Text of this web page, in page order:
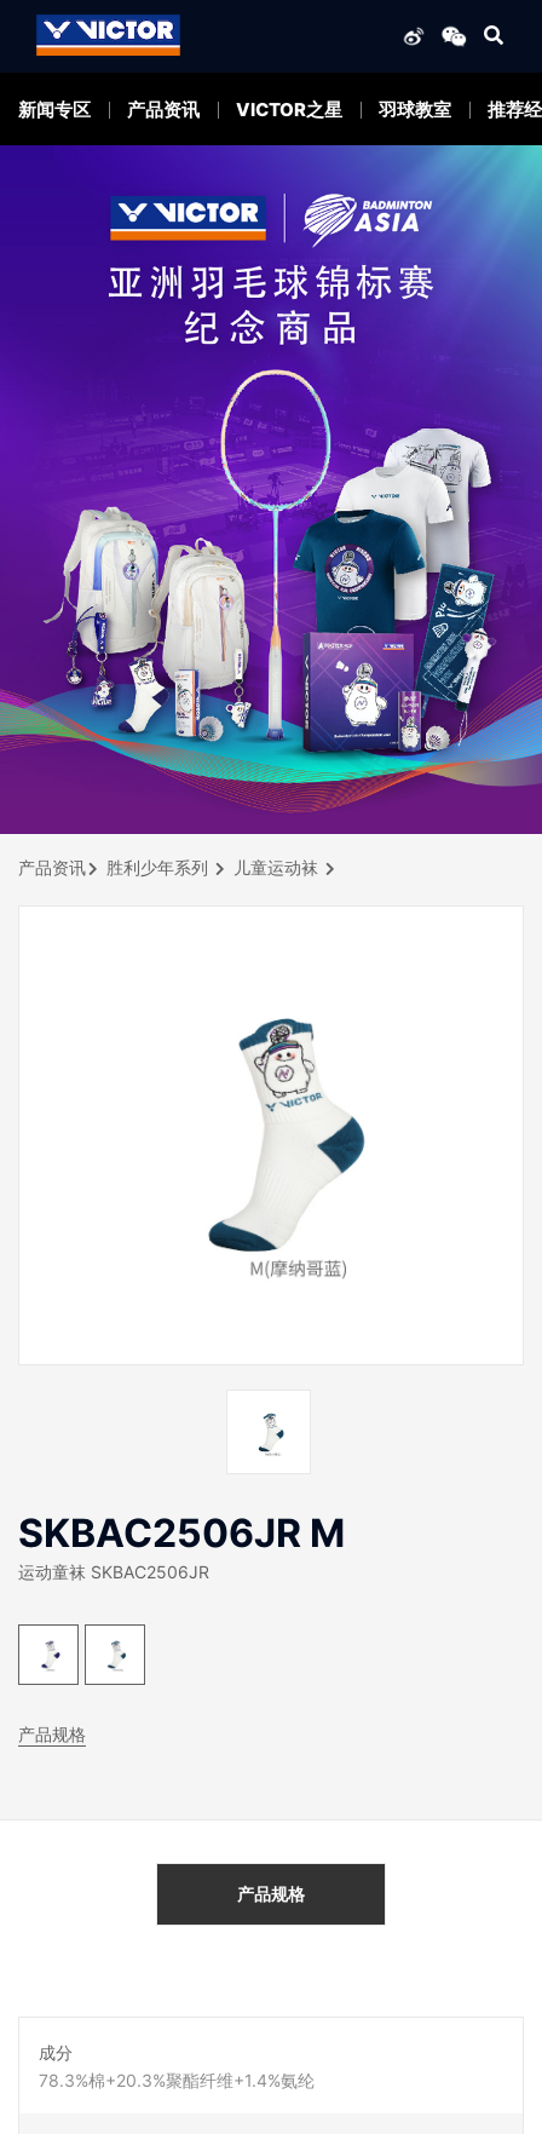
新闻专区 产品资讯 VICTOR之星 羽球教室 推荐
产品资讯 胜利少年系列 儿童运动袜
SKBAC2506JR M
运动童袜 SKBAC2506JR
产品规格
产品规格
成分
78.3%棉+20.3%聚酯纤维+1.4%氨纶